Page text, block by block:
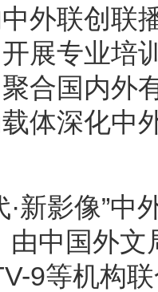
外联创联
展专业培
合国内外
体深化中
·新影像”
由中国外
9等机构